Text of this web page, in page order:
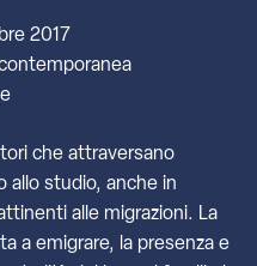
2017
che attraversano
allo studio, anche in
alle migrazioni. La
a emigrare, la presenza e